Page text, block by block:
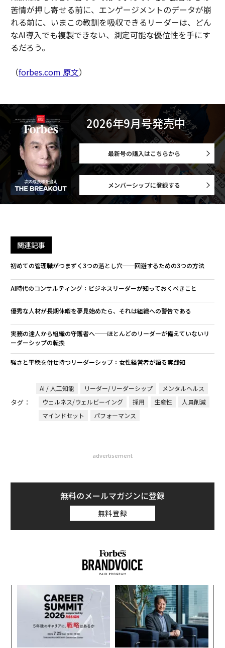
苦情が押し寄せる前に、エンゲージメントのデータが崩
れる前に、いまこの教訓を吸収できるリーダーは、どん
なAI導入でも複製できない、測定可能な優位性を手にす
るだろう。
（forbes.com 原文）
2026年9月号発売中
最新号の購入はこちらから
メンバーシップに登録する
関連記事
初めての管理職がつまずく3つの落とし穴──回避するための3つの方法
AI時代のコンサルティング：ビジネスリーダーが知っておくべきこと
優秀な人材が長期休暇を夢見始めたら、それは組織への警告である
実務の達人から組織の守護者へ──ほとんどのリーダーが備えていないリ
ーダーシップの転換
強さと平穏を併せ持つリーダーシップ：女性経営者が語る実践知
タグ：
AI / 人工知能 リーダー/リーダーシップ
メンタルヘルス
ウェルネス/ウェルビーイング
採用 生産性
人員削減
マインドセット
パフォーマンス
advertisement
無料のメールマガジンに登録
無料登録